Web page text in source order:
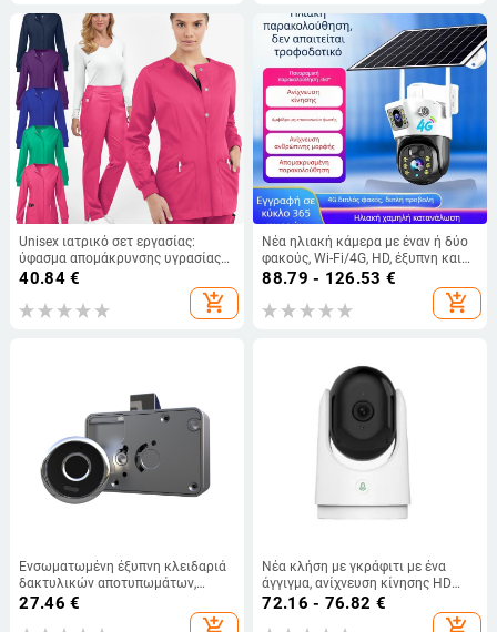
Unisex ιατρικό σετ εργασίας:
ύφασμα απομάκρυνσης υγρασίας
πολυεστέρα-ελαστάν, τοπ με V-
λαιμό, κοντά μανίκια, παντελόνια,
μήκος 50–65 cm
40.84€
add_shopping_cart
Νέα ηλιακή κάμερα με έναν ή δύο
φακούς, Wi-Fi/4G, HD, έξυπνη και
αδιάβροχη, για οικιακή χρήση και
88.79 - 126.53 €
add_shopping_cart
Ενσωματωμένη έξυπνη κλειδαριά
δακτυλικών αποτυπωμάτων,
κλειδαριά συρταριών
διαμερίσματος, διπλή κλειδαριά
27.46 €
Νέα κλήση με γκράφιτι με ένα
άγγιγμα, ανίχνευση κίνησης HD
3MP, αμφίδρομος ήχος, αυτόματη
παρακολούθηση, τηλεχειριστήριο,
72.16 - 76.82 €